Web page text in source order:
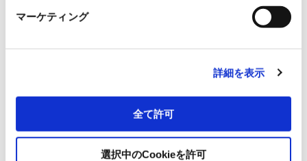
マーケティング
詳細を表示
全て許可
選択中のCookieを許可
サンプル製品のお問い合わせ
RYODENでは、本製品のサンプル製品をご用意しておりま
す。
まずは、お気軽にお問い合わせください。
お申し込みはこちら